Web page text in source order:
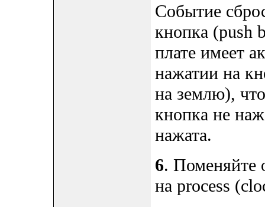
Событие
кнопка (push
плате имеет
нажатии на
на землю), что
кнопка не
нажата.
6. Поменяйте
на process